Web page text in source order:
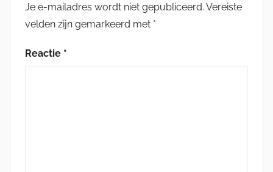
Je e-mailadres wordt niet gepubliceerd. Vereiste
velden zijn gemarkeerd met *
Reactie *